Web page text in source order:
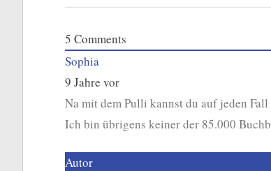
5 Comments
Sophia
9 Jahre vor
Na mit dem Pulli kannst du auf jeden
Ich bin übrigens keiner der 85.000
Autor